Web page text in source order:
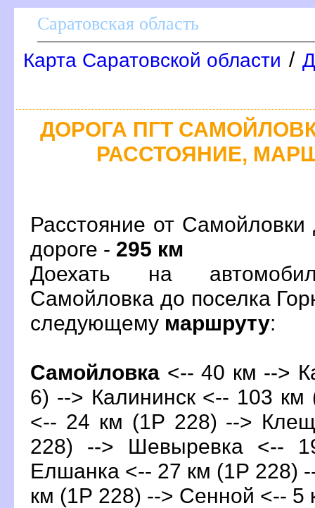
Саратовская область
Карта Саратовской области /
ДОРОГА ПГТ
РАССТОЯНИЕ,
Расстояние от Самойловки
дороге - 295 км
Доехать на
Самойловка до поселка
следующему маршруту:
Самойловка <-- 40 км -->
6) --> Калининск <-- 103
<-- 24 км (1Р 228) -->
228) --> Шевыревка <--
Елшанка <-- 27 км (1Р 228)
км (1Р 228) --> Сенной <-- 5